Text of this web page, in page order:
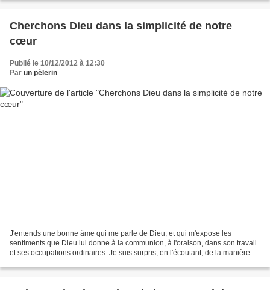
Cherchons Dieu dans la simplicité de notre
cœur
Publié le 10/12/2012 à 12:30
Par un pèlerin
J'entends une bonne âme qui me parle de Dieu, et qui m'expose les
sentiments que Dieu lui donne à la communion, à l'oraison, dans son travail
et ses occupations ordinaires. Je suis surpris, en l'écoutant, de la manière